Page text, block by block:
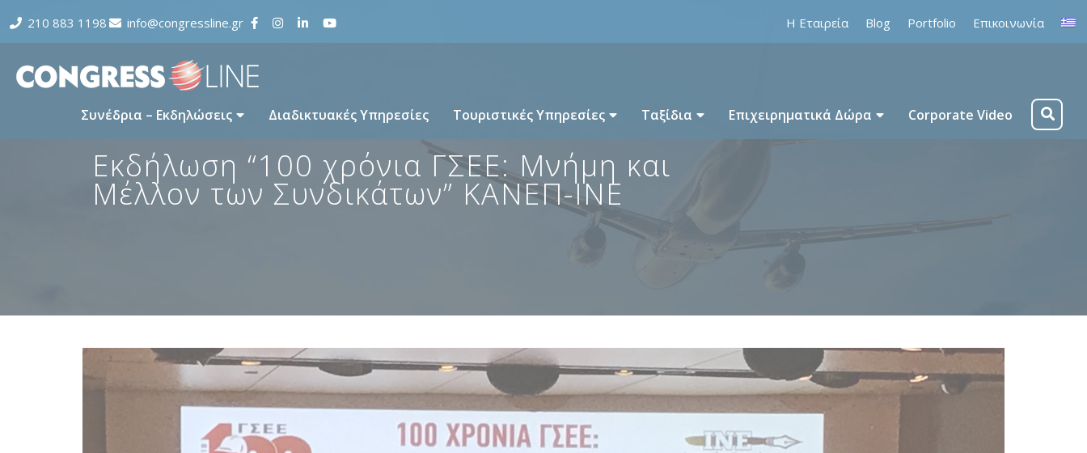
Η Εταιρεία Blog Portfolio Επικοινωνία
210 883 1198 info@congressline.gr
Συνέδρια – Εκδηλώσεις Διαδικτυακές Υπηρεσίες Τουριστικές Υπηρεσίες Ταξίδια Επιχειρηματικά Δώρα Corporate Video
Εκδήλωση “100 χρόνια ΓΣΕΕ: Μνήμη και
Μέλλον των Συνδικάτων” ΚΑΝΕΠ-ΙΝΕ